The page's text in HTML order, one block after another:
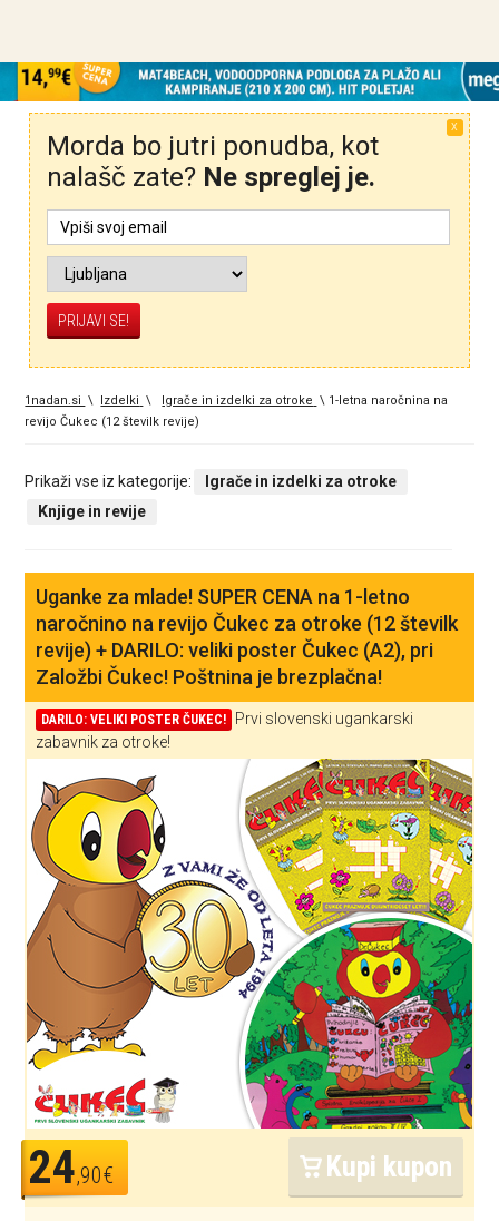
X
Morda bo jutri ponudba, kot
nalašč zate? Ne spreglej je.
1nadan.si \ Izdelki \ Igrače in izdelki za otroke \ 1-letna naročnina na
revijo Čukec (12 številk revije)
Prikaži vse iz kategorije:
Igrače in izdelki za otroke
Knjige in revije
Uganke za mlade! SUPER CENA na 1-letno
naročnino na revijo Čukec za otroke (12 številk
revije) + DARILO: veliki poster Čukec (A2), pri
Založbi Čukec! Poštnina je brezplačna!
DARILO: VELIKI POSTER ČUKEC!
Prvi slovenski ugankarski
zabavnik za otroke!
24,90€ Kupi kupon